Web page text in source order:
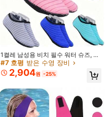
레이스업 디자인의 접착식 브라, 재사
용 가능한 투명 스티키 브라, 백리스/
딥 V넥 드레스에 적합, 웨딩, 해변 외출
및 일상 착용을 위한 실리콘 가슴 리프
트 스타일
1,574 원 -21%
1켤레 남성용 비치 필수 워터 슈즈, 남
성용 워터 슈즈, 여성용 워터 슈즈, 남
성 & 여성용 비치 슈즈, 워터 슈즈, 수
영 슈즈, 풀 슈즈, 맨발 슈즈, 부드러운
다이빙, 요가, 수중 에어로빅용, 슈트
리 미포함
#7 호평 받은 수영 장비
2,904원 -25%